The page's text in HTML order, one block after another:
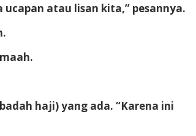
atau lisan kita,” pesannya.
haji) yang ada. “Karena ini